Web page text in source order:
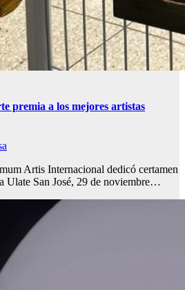
premia a los mejores artistas
Artis Internacional dedicó certamen
Ulate San José, 29 de noviembre…